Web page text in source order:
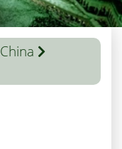
China